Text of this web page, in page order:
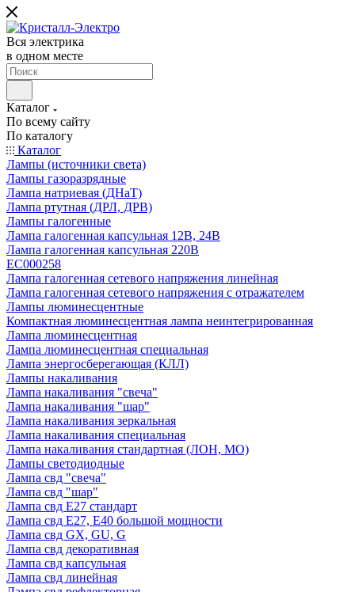
Вся электрика
в одном месте
Каталог
По всему сайту
По каталогу
Каталог
Лампы (источники света)
Лампы газоразрядные
Лампа натриевая (ДНаТ)
Лампа ртутная (ДРЛ, ДРВ)
Лампы галогенные
Лампа галогенная капсульная 12В, 24В
Лампа галогенная капсульная 220В
EC000258
Лампа галогенная сетевого напряжения линейная
Лампа галогенная сетевого напряжения с отражателем
Лампы люминесцентные
Компактная люминесцентная лампа неинтегрированная
Лампа люминесцентная
Лампа люминесцентная специальная
Лампа энергосберегающая (КЛЛ)
Лампы накаливания
Лампа накаливания "свеча"
Лампа накаливания "шар"
Лампа накаливания зеркальная
Лампа накаливания специальная
Лампа накаливания стандартная (ЛОН, МО)
Лампы светодиодные
Лампа свд "свеча"
Лампа свд "шар"
Лампа свд E27 стандарт
Лампа свд E27, Е40 большой мощности
Лампа свд GX, GU, G
Лампа свд декоративная
Лампа свд капсульная
Лампа свд линейная